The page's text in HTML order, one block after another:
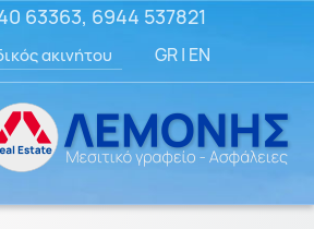
63363, 6944 537821
GR| EN